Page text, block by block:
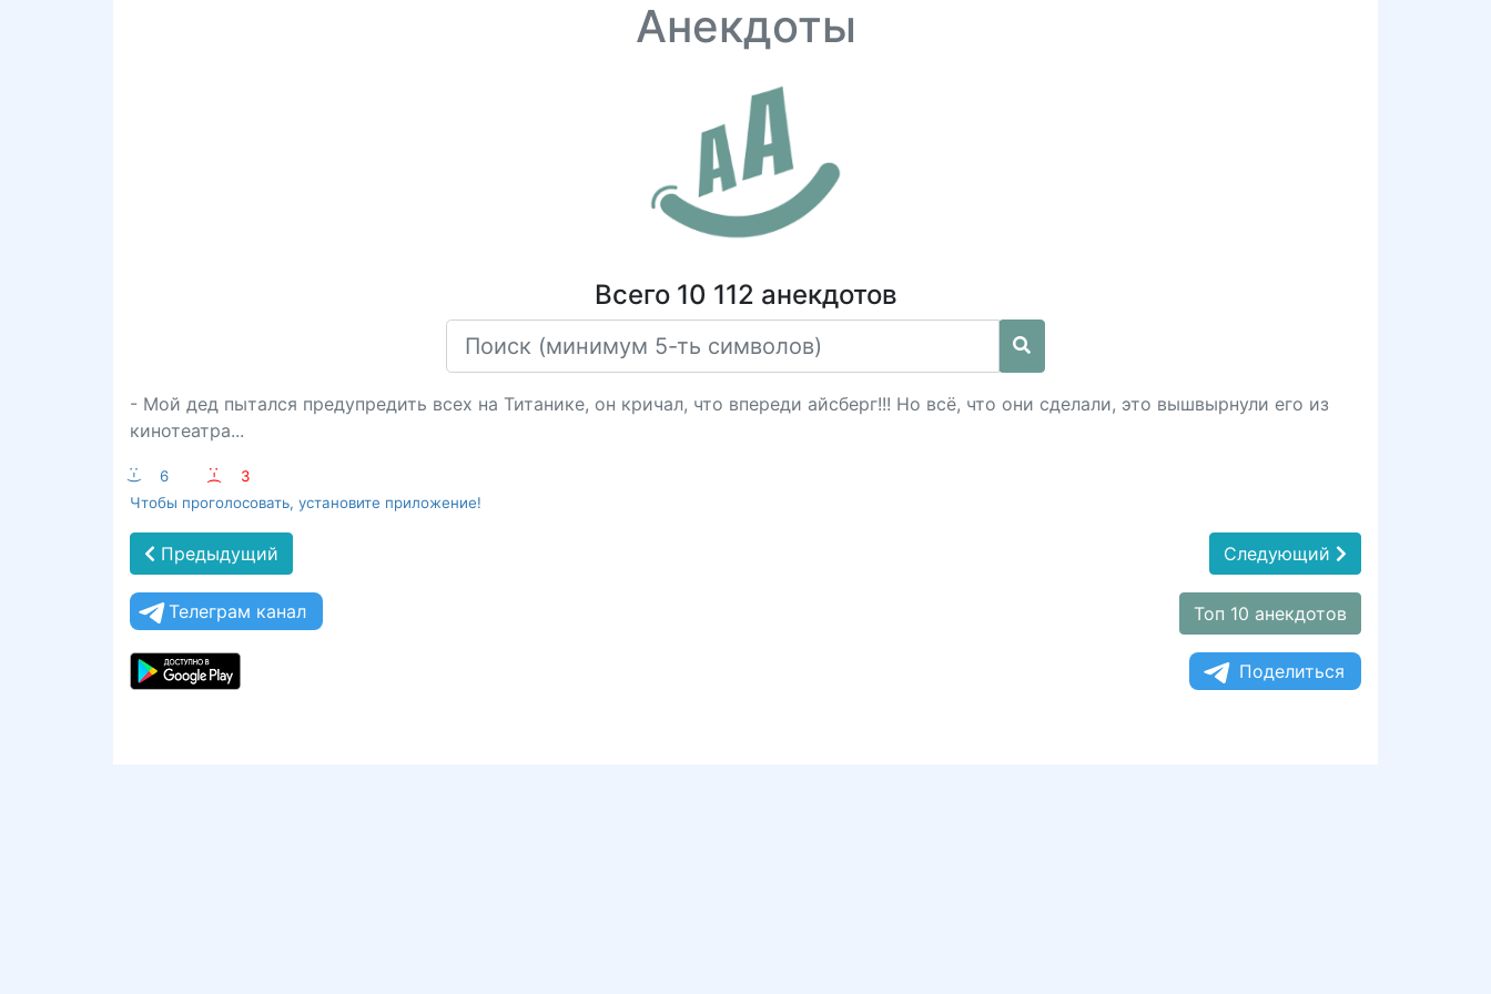
Анекдоты
Всего 10 112 анекдотов
- Мой дед пытался предупредить всех на Титанике, он кричал, что впереди айсберг!!! Но всё, что они сделали, это вышвырнули его из
кинотеатра...
:-) 6 :-(
3
Чтобы проголосовать, установите приложение!
Предыдущий Следующий
Телеграм канал Топ 10 анекдотов
Поделиться